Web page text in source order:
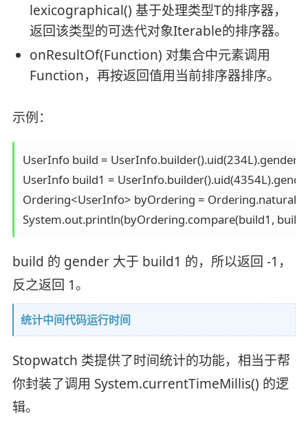
lexicographical() 基于处理类型T的排序器，
返回该类型的可迭代对象Iterable的排序器。
onResultOf(Function) 对集合中元素调用
Function，再按返回值用当前排序器排序。
示例：
UserInfo build =
UserInfo build1 =
Ordering<UserInfo> byOrdering =
System.out.println(byOrdering.compare(build1,
build 的 gender 大于 build1 的，所以返回 -1，
反之返回 1。
统计中间代码运行时间
Stopwatch 类提供了时间统计的功能，相当于帮
你封装了调用 System.currentTimeMillis() 的逻
辑。